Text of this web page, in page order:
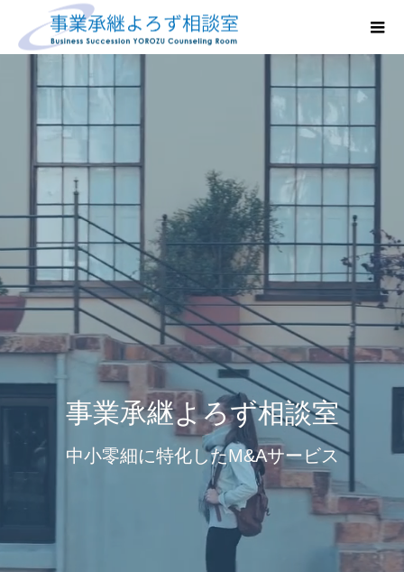
事業承継よろず相談室
中小零細に特化したM&Aサービス